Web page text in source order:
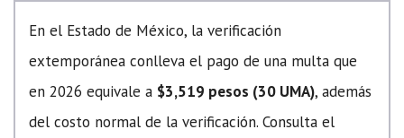
En el Estado de México, la verificación
extemporánea conlleva el pago de una multa que
en 2026 equivale a $3,519 pesos (30 UMA), además
del costo normal de la verificación. Consulta el